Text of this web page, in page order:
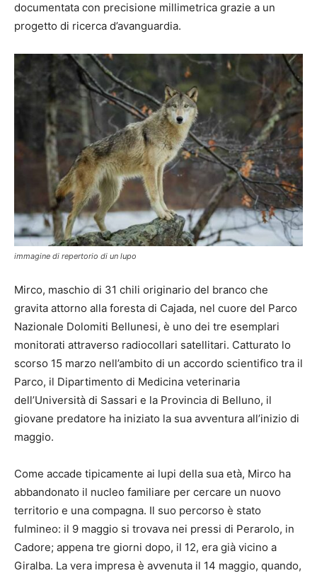
documentata con precisione millimetrica grazie a un
progetto di ricerca d’avanguardia.
immagine di repertorio di un lupo
Mirco, maschio di 31 chili originario del branco che
gravita attorno alla foresta di Cajada, nel cuore del Parco
Nazionale Dolomiti Bellunesi, è uno dei tre esemplari
monitorati attraverso radiocollari satellitari. Catturato lo
scorso 15 marzo nell’ambito di un accordo scientifico tra il
Parco, il Dipartimento di Medicina veterinaria
dell’Università di Sassari e la Provincia di Belluno, il
giovane predatore ha iniziato la sua avventura all’inizio di
maggio.
Come accade tipicamente ai lupi della sua età, Mirco ha
abbandonato il nucleo familiare per cercare un nuovo
territorio e una compagna. Il suo percorso è stato
fulmineo: il 9 maggio si trovava nei pressi di Perarolo, in
Cadore; appena tre giorni dopo, il 12, era già vicino a
Giralba. La vera impresa è avvenuta il 14 maggio, quando,